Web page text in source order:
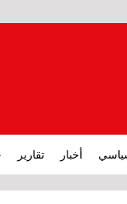
أخبار تقارير